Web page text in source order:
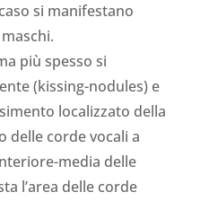
si manifestano
più spesso si
(kissing-nodules) e
localizzato della
delle corde vocali a
media delle
l’area delle corde